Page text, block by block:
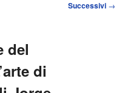
Successivi →
del
di